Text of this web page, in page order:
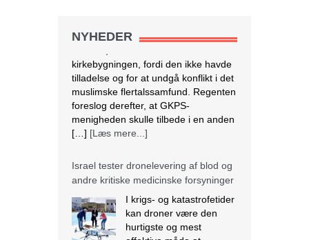
NYHEDER
Israel tester dronelevering af blod og
andre kritiske medicinske forsyninger
I krigs- og katastrofetider
kan droner være den
hurtigste og mest
effektive måde at
medicin til hospitaler i periferien og til
IDF i felten. Den 28. marts lettede en
Rambam Medical Center i Haifa og
landede 13 minutter senere ved
Galilee Medical Center i Nahariya,